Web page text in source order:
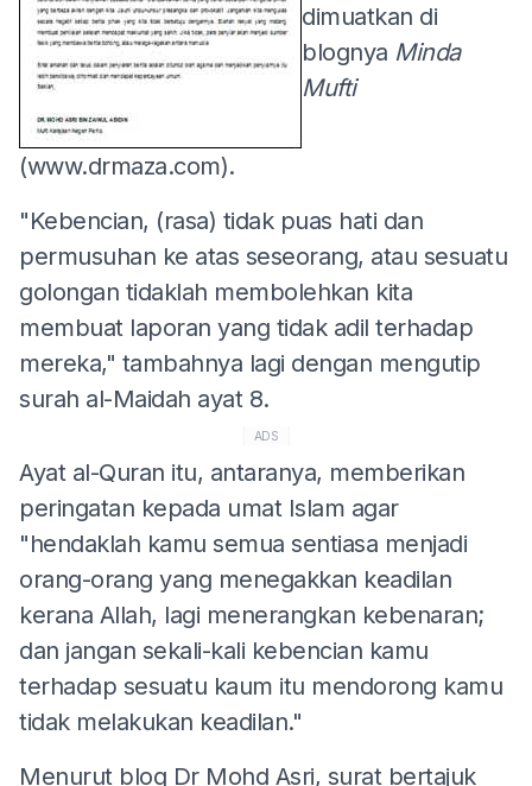
dimuatkan di
blognya Minda
Mufti
(www.drmaza.com).
"Kebencian, (rasa) tidak puas hati dan
permusuhan ke atas seseorang, atau sesuatu
golongan tidaklah membolehkan kita
membuat laporan yang tidak adil terhadap
mereka," tambahnya lagi dengan mengutip
surah al-Maidah ayat 8.
ADS
Ayat al-Quran itu, antaranya, memberikan
peringatan kepada umat Islam agar
"hendaklah kamu semua sentiasa menjadi
orang-orang yang menegakkan keadilan
kerana Allah, lagi menerangkan kebenaran;
dan jangan sekali-kali kebencian kamu
terhadap sesuatu kaum itu mendorong kamu
tidak melakukan keadilan."
Menurut blog Dr Mohd Asri, surat bertajuk